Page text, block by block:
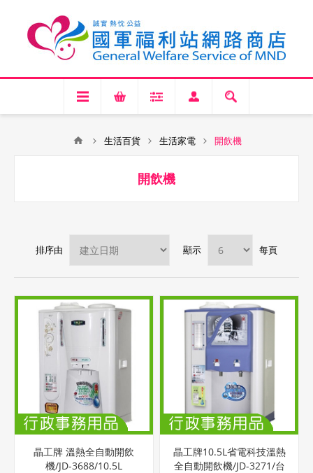
生活百貨 生活家電 開飲機
開飲機
排序由 顯示 每頁
晶工牌 溫熱全自動開飲
機/JD-3688/10.5L
晶工牌10.5L省電科技溫熱
全自動開飲機/JD-3271/台